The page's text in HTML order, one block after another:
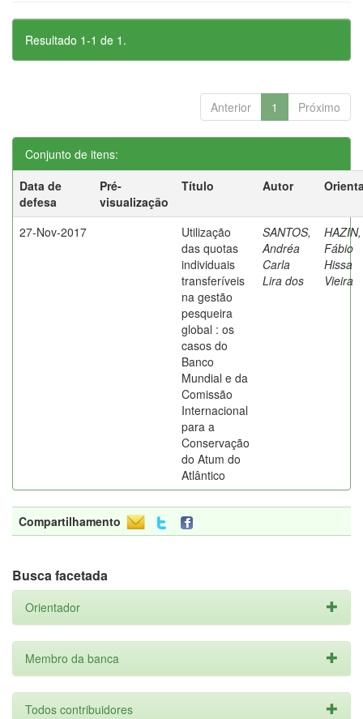
Resultado 1-1 de 1.
Anterior 1 Próximo
Conjunto de itens:
Data de
defesa
Pré-
visualização
Título Autor
27-Nov-2017
Utilização
das quotas
individuais
transferíveis
na gestão
pesqueira
global : os
casos do
Banco
Mundial e da
Comissão
Internacional
para a
Conservação
do Atum do
Atlântico
SANTOS,
Andréa
Carla
Lira dos
HAZIN,
Fábio
Hissa
Vieira
Compartilhamento
Busca facetada
Orientador
Membro da banca
Todos contribuidores